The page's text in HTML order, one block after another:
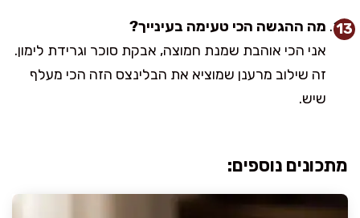
מה ההגשה הכי טעימה בעינייך?
אני הכי אוהבת שמנת חמוצה, אבקת סוכר וגרידת לימון.
זה שילוב מרענן שמוציא את הבלינצס הזה הכי מעלף
שיש.
מתכונים נוספים: